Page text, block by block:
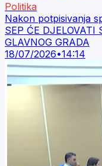
Politika
Nakon potpisivanja
SEP ĆE
GLAVNOG GRADA
18/07/2026•14:14